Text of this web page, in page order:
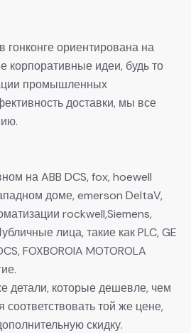
гонконге ориентирована на
корпоративные идеи, будь то
промышленных
доставки, мы все
на ABB DCS, fox, hoewell
доме, emerson DeltaV,
rockwell,Siemens,
лица, такие как PLC, GE
FOXBOROIA MOTOROLA
детали, которые дешевле, чем
той же цене,
скидку.